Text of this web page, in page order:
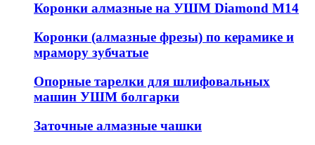
Коронки алмазные на УШМ Diamond М14
Коронки (алмазные фрезы) по керамике и
мрамору зубчатые
Опорные тарелки для шлифовальных
машин УШМ болгарки
Заточные алмазные чашки